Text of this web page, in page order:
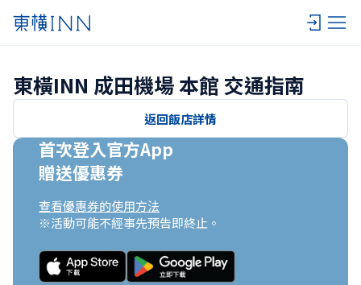
東橫INN 成田機場 本館 交通指南
返回飯店詳情
首次登入官方App
贈送優惠券
查看優惠券的使用方法
※活動可能不經事先預告即終止。